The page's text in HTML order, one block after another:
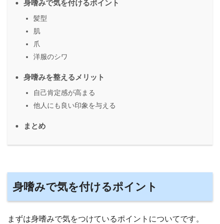
身嗜みで気を付けるポイント
髪型
肌
爪
洋服のシワ
身嗜みを整えるメリット
自己肯定感が高まる
他人にも良い印象を与える
まとめ
身嗜みで気を付けるポイント
まずは身嗜みで気をつけているポイントについてです。